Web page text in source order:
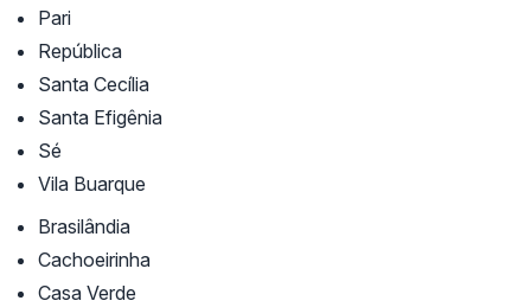
Pari
República
Santa Cecília
Santa Efigênia
Sé
Vila Buarque
Brasilândia
Cachoeirinha
Casa Verde